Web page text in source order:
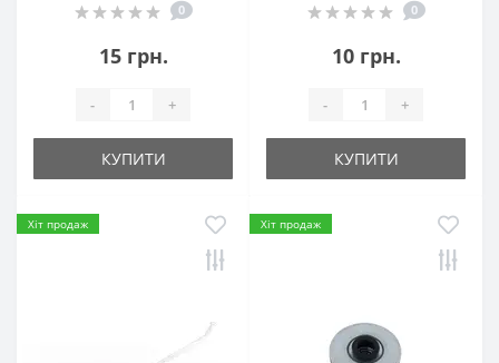
0
15 грн.
- +
КУПИТИ
0
10 грн.
- +
КУПИТИ
Хіт продаж Хіт продаж